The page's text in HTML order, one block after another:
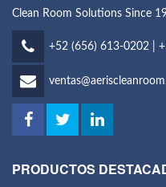
Clean Room Solutions Since
+52 (656) 613-0202 |
PRODUCTOS